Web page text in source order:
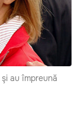
au împreună